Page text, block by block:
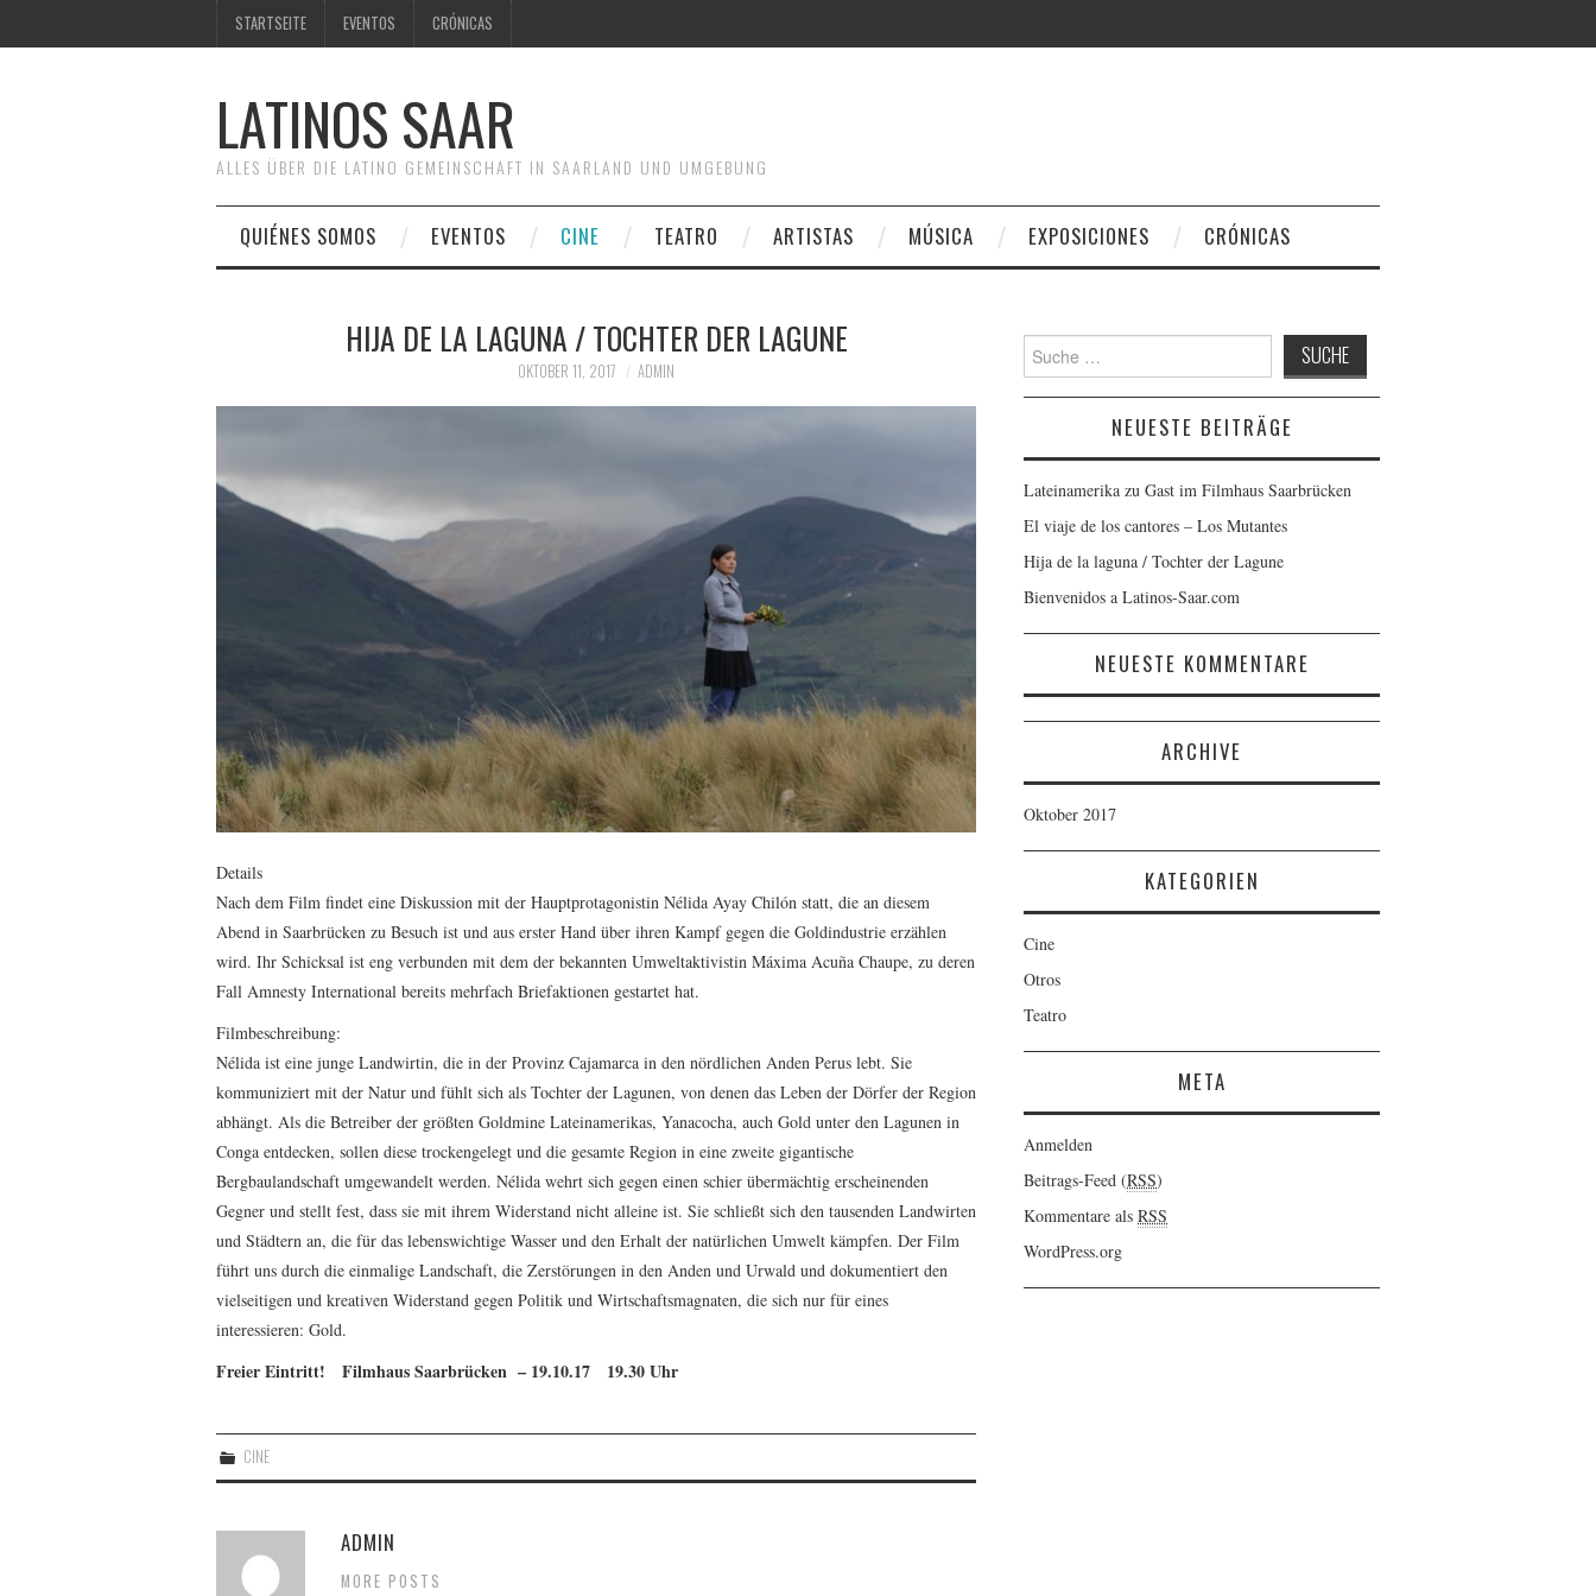
STARTSEITE EVENTOS CRÓNICAS
LATINOS SAAR
ALLES ÜBER DIE LATINO GEMEINSCHAFT IN SAARLAND UND UMGEBUNG
QUIÉNES SOMOS EVENTOS CINE TEATRO ARTISTAS MÚSICA EXPOSICIONES CRÓNICAS
HIJA DE LA LAGUNA / TOCHTER DER LAGUNE
OKTOBER 11, 2017 ADMIN
Details
Nach dem Film findet eine Diskussion mit der Hauptprotagonistin Nélida Ayay Chilón statt, die an diesem
Abend in Saarbrücken zu Besuch ist und aus erster Hand über ihren Kampf gegen die Goldindustrie erzählen
wird. Ihr Schicksal ist eng verbunden mit dem der bekannten Umweltaktivistin Máxima Acuña Chaupe, zu deren
Fall Amnesty International bereits mehrfach Briefaktionen gestartet hat.
Filmbeschreibung:
Nélida ist eine junge Landwirtin, die in der Provinz Cajamarca in den nördlichen Anden Perus lebt. Sie
kommuniziert mit der Natur und fühlt sich als Tochter der Lagunen, von denen das Leben der Dörfer der Region
abhängt. Als die Betreiber der größten Goldmine Lateinamerikas, Yanacocha, auch Gold unter den Lagunen in
Conga entdecken, sollen diese trockengelegt und die gesamte Region in eine zweite gigantische
Bergbaulandschaft umgewandelt werden. Nélida wehrt sich gegen einen schier übermächtig erscheinenden
Gegner und stellt fest, dass sie mit ihrem Widerstand nicht alleine ist. Sie schließt sich den tausenden Landwirten
und Städtern an, die für das lebenswichtige Wasser und den Erhalt der natürlichen Umwelt kämpfen. Der Film
führt uns durch die einmalige Landschaft, die Zerstörungen in den Anden und Urwald und dokumentiert den
vielseitigen und kreativen Widerstand gegen Politik und Wirtschaftsmagnaten, die sich nur für eines
interessieren: Gold.
Freier Eintritt! Filmhaus Saarbrücken – 19.10.17 19.30 Uhr
CINE
ADMIN
MORE POSTS
Suche nach:
NEUESTE BEITRÄGE
Lateinamerika zu Gast im Filmhaus Saarbrücken
El viaje de los cantores – Los Mutantes
Hija de la laguna / Tochter der Lagune
Bienvenidos a Latinos-Saar.com
NEUESTE KOMMENTARE
ARCHIVE
Oktober 2017
KATEGORIEN
Cine
Otros
Teatro
META
Anmelden
Beitrags-Feed (RSS)
Kommentare als RSS
WordPress.org